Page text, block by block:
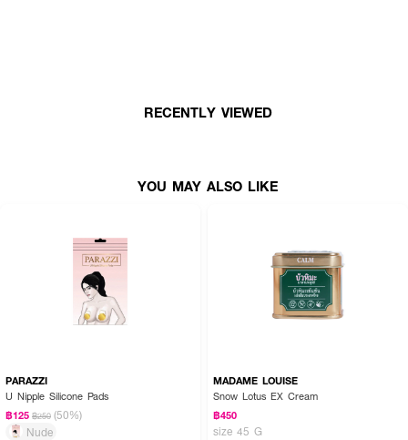
• จุ่มผลิตภัณฑ์ที่ใช้เขียนคิ้วในปริมาณเล็กน้อย
RECENTLY VIEWED
YOU MAY ALSO LIKE
PARAZZI
U Nipple Silicone Pads
฿125 ฿250 (50%)
Nude
MADAME LOUISE
Snow Lotus EX Cream
฿450
size 45 G